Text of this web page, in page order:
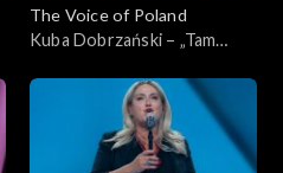
The Voice of Poland
Kuba Dobrzański – „Tam
of Poland”, Przesłuchania w
ciemno, 4 października 2025